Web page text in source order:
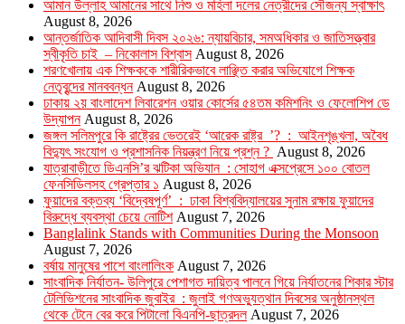
আমান উল্লাহ আমানের সাথে নিশু ও মহিলা দলের নেত্রীদের সৌজন্য স্বাক্ষাৎ
August 8, 2026
আন্তর্জাতিক আদিবাসী দিবস ২০২৬: ন্যায়বিচার, সমঅধিকার ও জাতিসত্ত্বার
স্বীকৃতি চাই – নিকোলাস বিশ্বাস August 8, 2026
শরণখোলায় এক শিক্ষককে শারীরিকভাবে লাঞ্ছিত করার অভিযোগে শিক্ষক
নেতৃবৃন্দের মানববন্ধন August 8, 2026
ঢাকায় ২য় বাংলাদেশ লিবারেশন ওয়ার কোর্সের ৫৪তম কমিশনিং ও ফেলোশিপ ডে
উদ্‌যাপন August 8, 2026
জঙ্গল সলিমপুরে কি রাষ্ট্রের ভেতরেই ‘আরেক রাষ্ট্র ’? : আইনশৃঙ্খলা, অবৈধ
বিদ্যুৎ সংযোগ ও প্রশাসনিক নিয়ন্ত্রণ নিয়ে প্রশ্ন ? August 8, 2026
যাত্রাবাড়ীতে ডিএনসি’র ঝটিকা অভিযান : সোহাগ এক্সপ্রেসে ১০০ বোতল
ফেনসিডিলসহ গ্রেপ্তার ১ August 8, 2026
ফুয়াদের বক্তব্য ‘বিদ্বেষপূর্ণ’ : ঢাকা বিশ্ববিদ্যালয়ের সুনাম রক্ষায় ফুয়াদের
বিরুদ্ধে ব্যবস্থা চেয়ে নোটিশ August 7, 2026
Banglalink Stands with Communities During the Monsoon
August 7, 2026
বর্ষায় মানুষের পাশে বাংলালিংক August 7, 2026
সাংবাদিক নির্যাতন- উলিপুরে পেশাগত দায়িত্ব পালনে গিয়ে নির্যাতনের শিকার স্টার
টেলিভিশনের সাংবাদিক জুবাইর : জুলাই গণঅভ্যুত্থান দিবসের অনুষ্ঠানস্থল
থেকে টেনে বের করে পিটালো বিএনপি-ছাত্রদল August 7, 2026